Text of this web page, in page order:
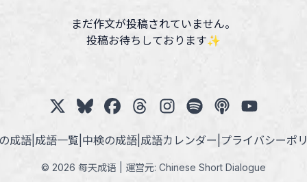
まだ作文が投稿されていません。
投稿お待ちしております✨
成語 成語一覧 中検の成語 成語カレンダー プライバシーポ
© 2026 每天成语 | 運営元: Chinese Short Dialogue